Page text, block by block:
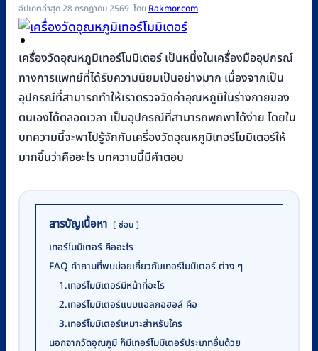
อัปเดตล่าสุด 28 กรกฎาคม 2569 Rakmor.com
เครื่องวัดอุณหภูมิเทอร์โมมิเตอร์ เป็นหนึ่งในเครื่องมืออุปกรณ์
ทางการแพทย์ที่ได้รับความนิยมเป็นอย่างมาก เนื่องจากเป็น
อุปกรณ์ที่สามารถทำให้เราตรวจวัดค่าอุณหภูมิในร่างกายของ
ตนเองได้ตลอดเวลา เป็นอุปกรณ์ที่สามารถพกพาได้ง่าย โดยใน
บทความนี้จะพาไปรู้จักกับเครื่องวัดอุณหภูมิเทอร์โมมิเตอร์ให้
มากขึ้นว่าคืออะไร บทความนี้มีคำตอบ
สารบัญเนื้อหา ซ่อน
เทอร์โมมิเตอร์ คืออะไร
FAQ คำถามที่พบบ่อยเกี่ยวกับเทอร์โมมิเตอร์ ต่าง ๆ
1.เทอร์โมมิเตอร์มีหน้าที่อะไร
2.เทอร์โมมิเตอร์แบบแอลกอฮอล์ คือ
3.เทอร์โมมิเตอร์เหมาะสำหรับใคร
นอกจากวัดอุณภูมิ ก็มีเทอร์โมมิเตอร์ประเภทอื่นด้วย